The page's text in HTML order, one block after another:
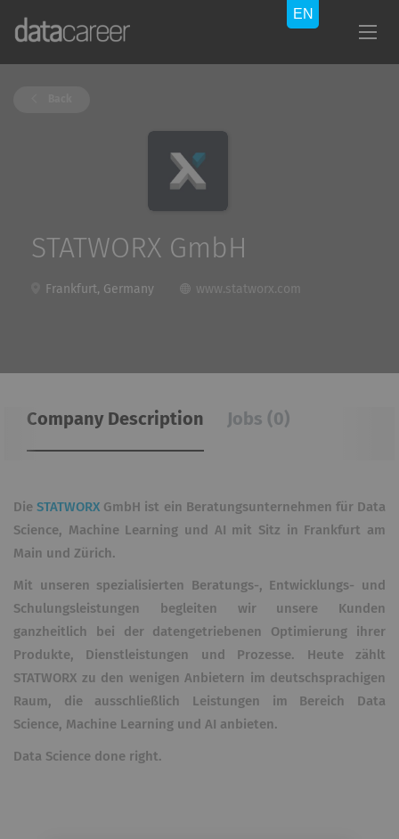
STATWORX GmbH
Frankfurt, Germany www.statworx.com
Company Description Jobs (0)
DieSTATWORX GmbH ist ein Beratungsunternehmen für Data
Science, Machine Learning und AI mit Sitz in Frankfurt am
Main und Zürich.
Mit unseren spezialisierten Beratungs-, Entwicklungs- und
Schulungsleistungen begleiten wir unsere Kunden
ganzheitlich bei der datengetriebenen Optimierung ihrer
Produkte, Dienstleistungen und Prozesse. Heute zählt
STATWORX zu den wenigen Anbietern im deutschsprachigen
Raum, die ausschließlich Leistungen im Bereich Data
Science, Machine Learning und AI anbieten.
Data Science done right.